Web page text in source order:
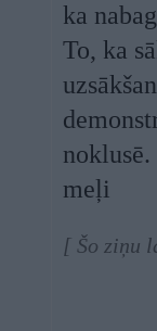
ka
To, ka
meļi
[ Šo ziņu